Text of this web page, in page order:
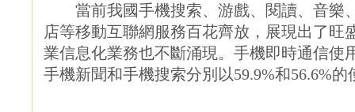
當前我國手機搜索、游戲、閱讀、音樂
店等移動互聯網服務百花齊放，展現出了旺
業信息化業務也不斷涌現。手機即時通信使
手機新聞和手機搜索分別以59.9%和56.6%